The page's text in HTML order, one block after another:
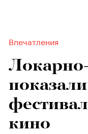
Впечатления
кино